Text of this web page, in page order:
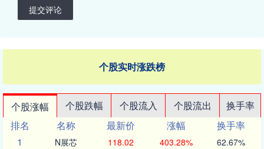
提交评论
个股实时涨跌榜
个股涨幅 个股跌幅 个股流入 个股流出
换手率
排名
名称 最新价 涨幅
换手率
1
N展芯 118.02 403.28% 62.67%